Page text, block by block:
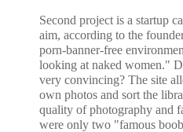
Second project is a startup
aim, according to the
porn-banner-free
looking at naked women."
very convincing? The site
own photos and sort the
quality of photography and
were only two "famous